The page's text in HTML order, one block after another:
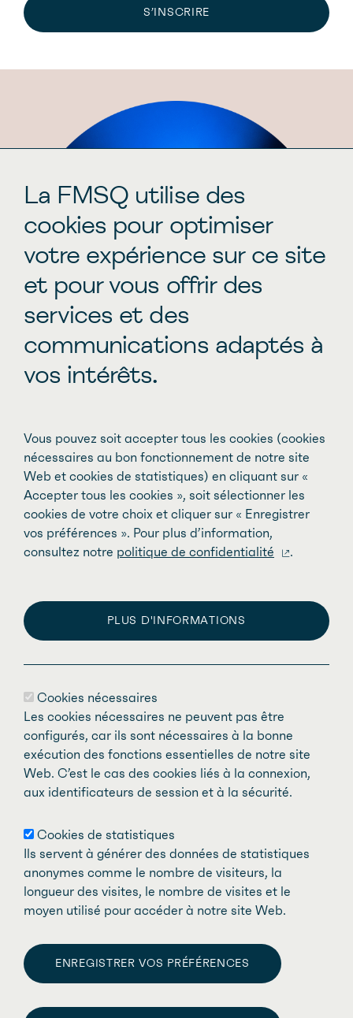
La FMSQ utilise des
cookies pour optimiser
votre expérience sur ce site
et pour vous offrir des
services et des
communications adaptés à
vos intérêts.
Vous pouvez soit accepter tous les cookies (cookies
nécessaires au bon fonctionnement de notre site
Web et cookies de statistiques) en cliquant sur «
Accepter tous les cookies », soit sélectionner les
cookies de votre choix et cliquer sur « Enregistrer
vos préférences ». Pour plus d’information,
consultez notre politique de confidentialité .
PLUS D'INFORMATIONS
Cookies nécessaires
Les cookies nécessaires ne peuvent pas être
configurés, car ils sont nécessaires à la bonne
exécution des fonctions essentielles de notre site
Web. C’est le cas des cookies liés à la connexion,
aux identificateurs de session et à la sécurité.
Cookies de statistiques
Ils servent à générer des données de statistiques
anonymes comme le nombre de visiteurs, la
longueur des visites, le nombre de visites et le
moyen utilisé pour accéder à notre site Web.
ENREGISTRER VOS PRÉFÉRENCES
WITHDRAW CONSENT
S’INSCRIRE
Prix d’excellence 2026
La FMSQ profitera de la tenue de Numiah
pour reconnaître le travail des médecins
spécialistes et des équipes
au Québec en remettant les Prix
d'excellence.
transmises au plus tard le
TOGGLE
PARTAGER
COPIER LE
PARTAGER
PARTAGER
PARTAGER
Fédération des médecins spécialistes du Québec FacebookLinkedIn